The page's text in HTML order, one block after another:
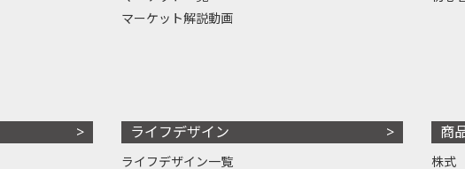
マーケット解説動画
ライフデザイン
ライフデザイン一覧
商
株式